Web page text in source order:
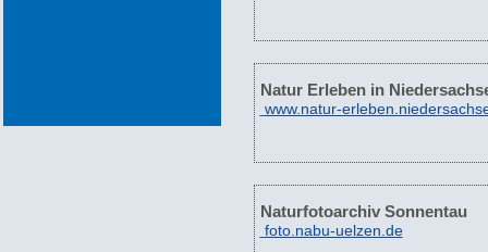
Natur Erleben in
www.natur-
Naturfotoarchiv Sonnentau
foto.nabu-uelzen.de